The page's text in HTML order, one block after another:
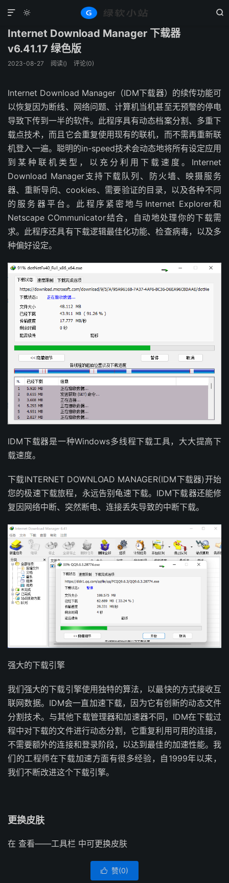



Windows 正文
Internet Download Manager 下载器
v6.41.17 绿色版
2023-08-27 阅读() 评论(0)
Internet Download Manager（IDM下载器）的续传功能可
以恢复因为断线、网络问题、计算机当机甚至无预警的停电
导致下传到一半的软件。此程序具有动态档案分割、多重下
载点技术，而且它会重复使用现有的联机，而不需再重新联
机登入一遍。聪明的in-speed技术会动态地将所有设定应用
到某种联机类型，以充分利用下载速度。Internet
Download Manager支持下载队列、防火墙、映摄服务
器、重新导向、cookies、需要验证的目录，以及各种不同
的服务器平台。此程序紧密地与Internet Explorer和
Netscape COmmunicator结合，自动地处理你的下载需
求。此程序还具有下载逻辑最佳化功能、检查病毒，以及多
种偏好设定。
IDM下载器是一种Windows多线程下载工具，大大提高下
载速度。
下载INTERNET DOWNLOAD MANAGER(IDM下载器)开始
您的极速下载旅程，永远告别龟速下载。IDM下载器还能修
复因网络中断、突然断电、连接丢失导致的中断下载。
强大的下载引擎
我们强大的下载引擎使用独特的算法，以最快的方式接收互
联网数据。IDM会一直加速下载，因为它有创新的动态文件
分割技术。与其他下载管理器和加速器不同，IDM在下载过
程中对下载的文件进行动态分割，它重复利用可用的连接，
不需要额外的连接和登录阶段，以达到最佳的加速性能。我
们的工程师在下载加速方面有很多经验，自1999年以来，
我们不断改进这个下载引擎。
更换皮肤
在 查看——工具栏 中可更换皮肤
 赞(0)